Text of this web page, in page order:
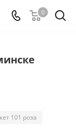
0
101 роза